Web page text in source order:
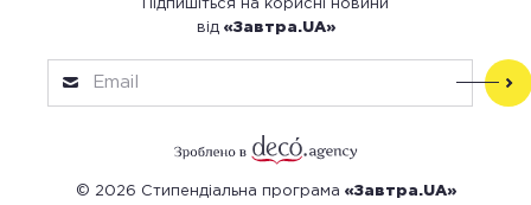
Підпишіться на корисні новини
від «Завтра.UA»
© 2026 Стипендіальна програма «Завтра.UA»